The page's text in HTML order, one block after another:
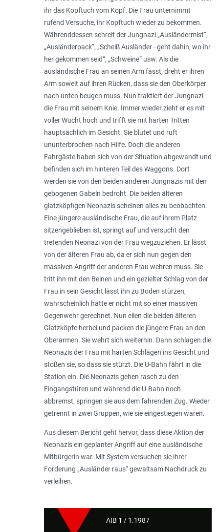
ihr das Kopftuch vom Kopf. Die Frau unternimmt
rufend Versuche, ihr Kopftuch wieder zu bekommen.
Währenddessen schreit der Jungnazi „Ausländermist“,
„Ausländerpack“, „Scheiß Ausländer - geht dahin, wo ihr
her gekommen seid“, „Schweine“ usw. Als die
ausländische Frau an seinen Arm fasst, dreht er ihren
Arm soweit auf ihren Rücken, dass sie den Oberkörper
nach unten beugen muss. Nun traktiert der Jungnazi
die Frau mit seinem Knie. Immer wieder zieht er es mit
voller Wucht hoch und trifft sie mit harten Tritten
hauptsächlich im Gesicht. Sie blutet und ruft
ununterbrochen nach Hilfe. Doch die anderen
Fahrgäste haben sich von der Situation abgewandt und
befinden sich im hinteren Teil des Waggons. Dort
werden sie von den beiden anderen Jungnazis mit den
gebogenen Gabeln bedroht. Die beiden älteren
glatzköpfigen Neonazis scheinen alles zu beobachten.
Eine jüngere ausländische Frau, die auf ihrem Platz
sitzengeblieben ist, springt auf und versucht den
tretenden Neonazi von der Frau wegzuziehen. Er lässt
von der älteren Frau ab, da er sich nun gegen den
massiven Angriff der anderen Frau wehren muss. Sie
tritt ihn mit den Beinen und ein gezielter Schlag von der
Frau in sein Gesicht lässt ihn zu Boden stürzen,
wahrscheinlich hatte er nicht mit so einer massiven
Gegenwehr gerechnet. Nun eilen die beiden älteren
Glatzköpfe herbei und packen die jüngere Frau an den
Oberarmen. Sie wehrt sich weiterhin. Dann schlagen die
Neonazis der Frau mit harten Schlägen ins Gesicht und
stoßen sie, so dass sie stürzt. Die U-Bahn fährt in die
Station ein. Die Neonazis gehen rasch zu den
Eingangstüren und während die U-Bahn noch
abbremst, springen sie aus dem fahrenden Zug. Wieder
getrennt in zwei Gruppen, wie sie eingestiegen waren.
Aus diesem Bericht geht hervor, dass diese Aktion der
Neonazis ein geplanter Angriff auf eine ausländische
Mitbürgerin war. Mit System versuchen sie ihrer
Forderung „Ausländer raus“ gewaltsam Nachdruck zu
verleihen.
AIB 1 / 1.1987